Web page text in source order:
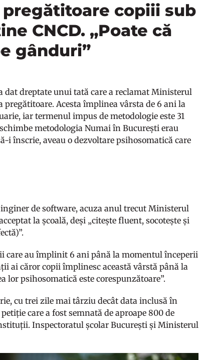
copiii sub
CNCD. „Poate că
gânduri”
dat dreptate unui tată care a reclamat Ministerul
Acesta împlinea vârsta de 6 ani la
iar termenul impus de metodologie este 31
metodologia Numai în București erau
i înscrie, aveau o dezvoltare psihosomatică care
de software, acuza anul trecut Ministerul
la școală, deși „citește fluent, socotește și
care au împlinit 6 ani până la momentul începerii
ai căror copii împlinesc această vârstă până la
psihosomatică este corespunzătoare”.
cu trei zile mai târziu decât data inclusă în
care a fost semnată de aproape 800 de
Inspectoratul școlar București și Ministerul